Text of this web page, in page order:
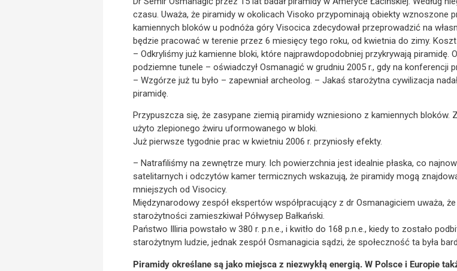
czasu. Uważa, że piramidy w okolicach Visoko przypominają obiekty wznoszone
kamiennych bloków u podnóża góry Visocica zdecydował przeprowadzić na
będzie pracować w terenie przez 6 miesięcy tego roku, od kwietnia do zimy.
– Odkryliśmy już kamienne bloki, które najprawdopodobniej przykrywają piramidę.
podziemne tunele – oświadczył Osmanagić w grudniu 2005 r., gdy na konferencji
– Wzgórze już tu było – zapewniał archeolog. – Jakaś starożytna cywilizacja
piramidę.
Przypuszcza się, że zasypane ziemią piramidy wzniesiono z kamiennych bloków.
użyto zlepionego żwiru uformowanego w bloki.
Już pierwsze tygodnie prac w kwietniu 2006 r. przyniosły efekty.
– Natrafiliśmy na zewnętrze mury. Ich powierzchnia jest idealnie płaska, co
satelitarnych i odczytów kamer termicznych wskazują, że piramidy mogą
mniejszych od Visocicy.
Międzynarodowy zespół ekspertów współpracujący z dr Osmanagiciem uważa,
starożytności zamieszkiwał Półwysep Bałkański.
Państwo Illiria powstało w 380 r. p.n.e., i kwitło do 168 p.n.e., kiedy to zostało
starożytnym ludzie, jednak zespół Osmanagicia sądzi, że społeczność ta była
Piramidy określane są jako miejsca z niezwykłą energią. W Polsce i Europie